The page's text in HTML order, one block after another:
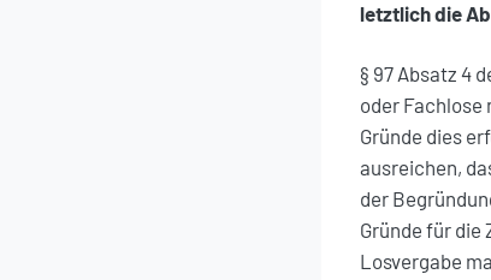
letztlich die
§ 97 Absatz 4
oder Fachlose
Gründe dies
ausreichen,
der
Gründe für die
Losvergabe